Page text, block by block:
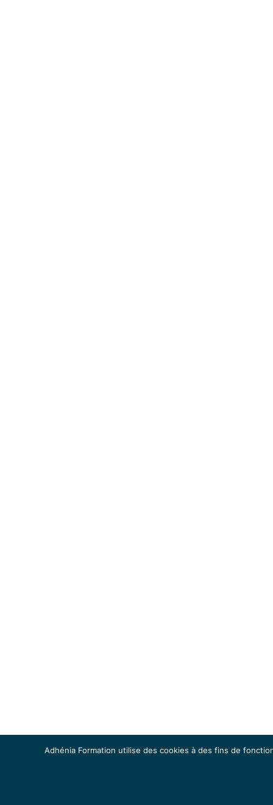
Adhénia Formation utilise des cookies à des fins de